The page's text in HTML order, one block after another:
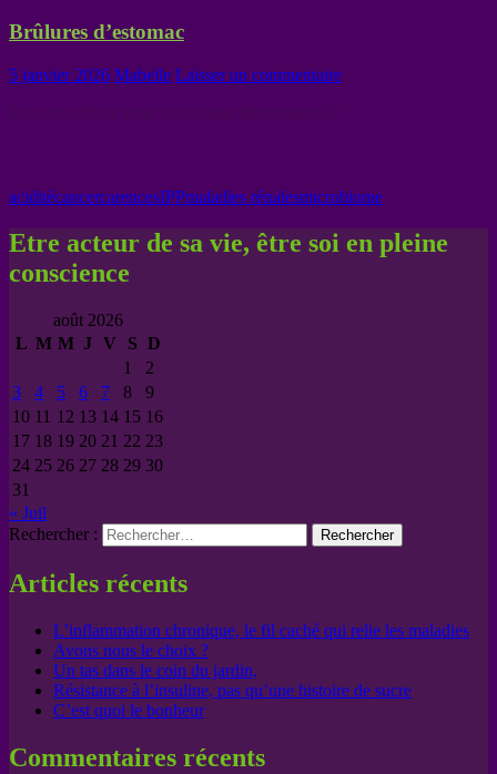
Brûlures d’estomac
5 janvier 2026 Mabelle Laisser un commentaire
aciditécancercarencesIPPmaladies rénalesmicrobiome
Etre acteur de sa vie, être soi en pleine
conscience
août 2026
L M M J V S D
1
2
3
4 5 6 7 8
9
10 11 12 13 14 15 16
17 18 19 20 21 22 23
24 25 26 27 28 29 30
31
« Juil
Rechercher :
Articles récents
L’inflammation chronique, le fil caché qui relie les maladies
Avons nous le choix ?
Un tas dans le coin du jardin,
Résistance à l’insuline, pas qu’une histoire de sucre
C’est quoi le bonheur
Commentaires récents